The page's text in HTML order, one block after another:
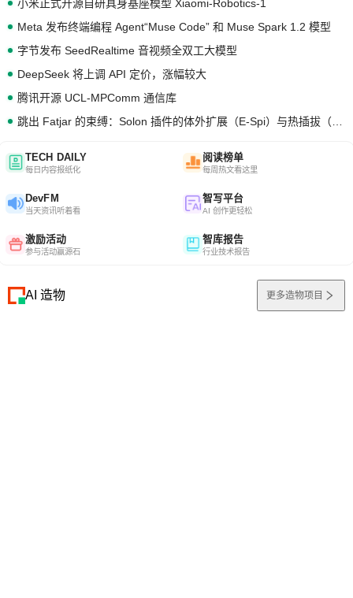
小米正式开源自研具身基座模型 Xiaomi-Robotics-1
Meta 发布终端编程 Agent“Muse Code” 和 Muse Spark 1.2 模型
字节发布 SeedRealtime 音视频全双工大模型
DeepSeek 将上调 API 定价，涨幅较大
腾讯开源 UCL-MPComm 通信库
TECH DAILY
每日内容报纸化
阅读榜单
每周热文看这里
DevFM
当天资讯听着看
智写平台
AI 创作更轻松
激励活动
参与活动赢源石
智库报告
行业技术报告
AI 造物 更多造物项目